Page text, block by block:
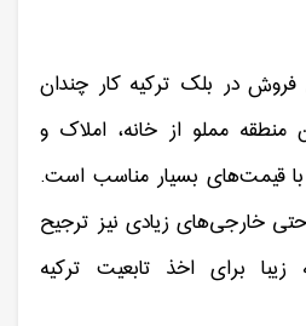
فروش در بلک ترکیه کار چندان
منطقه مملو از خانه، املاک و
قیمت‌های بسیار مناسب است.
حتی خارجی‌های زیادی نیز ترجیح
برای اخذ تابعیت ترکیه